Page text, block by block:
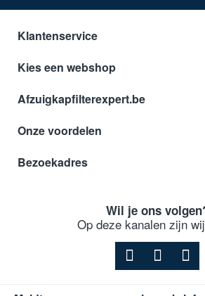
Klantenservice
Kies een webshop
Afzuigkapfilterexpert.be
Onze voordelen
Bezoekadres
Wil je ons
Op deze kanalen zijn